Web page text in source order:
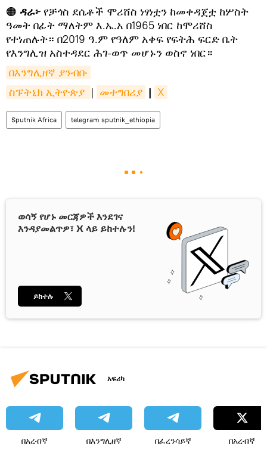
🟠 ዳራ፦ የቻጎስ ደሴቶች ሞሪሸስ ነፃነቷን ከመቀዳጀቷ ከሦስት
ዓመት በፊት ማለትም እ.ኤ.አ በ1965 ነበር ከሞሪሸስ
የተነጠሉት። በ2019 ዓ.ም የዓለም አቀፍ የፍትሕ ፍርድ ቤት
የእንግሊዝ አስተዳደር ሕገ-ወጥ መሆኑን ወስኖ ነበር።
በእንግሊዘኛ ያንብቡ
ስፑትኒክ ኢትዮጵያ | መተግበሪያ | X
Sputnik Africa telegram sputnik_ethiopia
ወሳኝ የሆኑ መርጃዎች እንደገና
እንዳያመልጥዎ፣ X ላይ ይከተሉን!
ይከተሉ
አፍሪካ
በአረብኛ በእንግሊዘኛ በፈረንሳይኛ በአረብኛ